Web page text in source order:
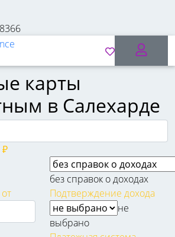
карты
в Салехарде
₽
без справок о доходах
Подтверждение дохода
не
выбрано